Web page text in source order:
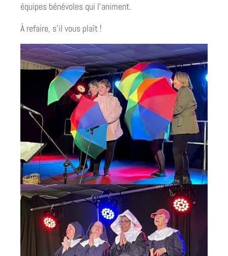
équipes bénévoles qui l’animent.
À refaire, s’il vous plaît !